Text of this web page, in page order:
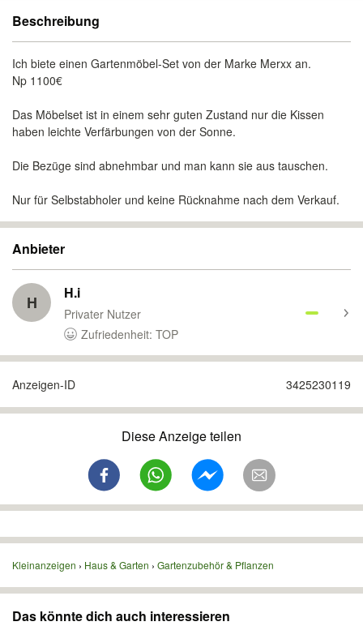
Beschreibung
Ich biete einen Gartenmöbel-Set von der Marke Merxx an.
Np 1100€
Das Möbelset ist in einem sehr guten Zustand nur die Kissen
haben leichte Verfärbungen von der Sonne.
Die Bezüge sind abnehmbar und man kann sie aus tauschen.
Nur für Selbstabholer und keine Rücknahme nach dem Verkauf.
Anbieter
H H.i
Privater Nutzer
Zufriedenheit: TOP
Anzeigen-ID 3425230119
Diese Anzeige teilen
Kleinanzeigen Haus & Garten Gartenzubehör & Pflanzen
Das könnte dich auch interessieren